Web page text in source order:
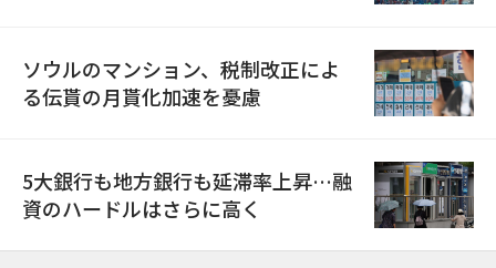
ソウルのマンション、税制改正によ
る伝貰の月貰化加速を憂慮
5大銀行も地方銀行も延滞率上昇…融
資のハードルはさらに高く